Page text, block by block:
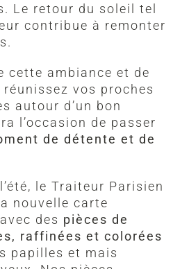
Le retour du soleil tel
contribue à remonter
cette ambiance et de
vos proches
autour d’un bon
l’occasion de passer
de détente et de
le Traiteur Parisien
nouvelle carte
des pièces de
raffinées et colorées
papilles et mais